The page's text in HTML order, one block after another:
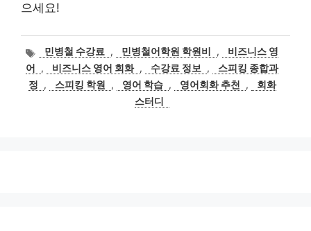
으세요!
태민병철 수강료 , 민병철어학원 학원비 ,
비즈니스 영
어
, 비즈니스 영어 회화 , 수강료 정보 ,
스피킹 종합과
정
, 스피킹 학원 , 영어 학습 , 영어회화 추천 ,
회화
스터디